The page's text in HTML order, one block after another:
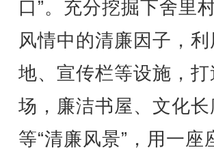
口”。充分挖掘下舍里
风情中的清廉因子，
地、宣传栏等设施，
场，廉洁书屋、文化
等“清廉风景”，用一座